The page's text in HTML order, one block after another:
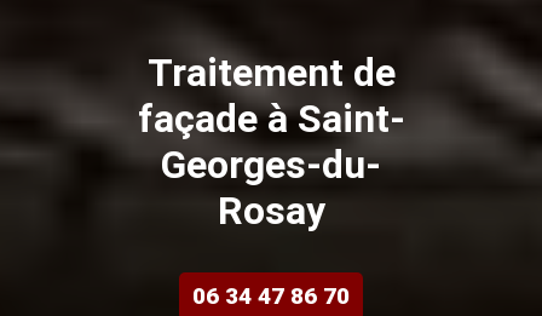
Traitement de
façade à Saint-
Georges-du-
Rosay
06 34 47 86 70